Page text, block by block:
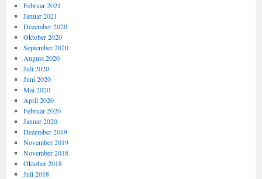
Februar 2021
Januar 2021
Dezember 2020
Oktober 2020
September 2020
August 2020
Juli 2020
Juni 2020
Mai 2020
April 2020
Februar 2020
Januar 2020
Dezember 2019
November 2019
November 2018
Oktober 2018
Juli 2018